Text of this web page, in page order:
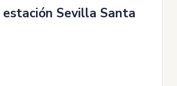
estación Sevilla Santa